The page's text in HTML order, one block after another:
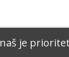
je